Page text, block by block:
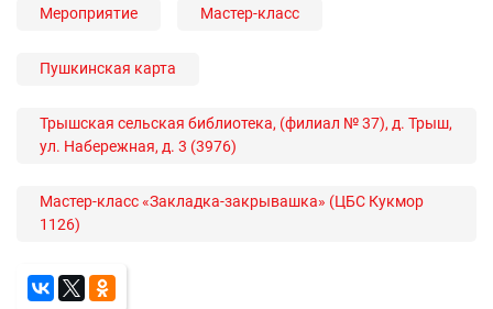
Мероприятие Мастер-класс
Пушкинская карта
Трышская сельская библиотека, (филиал № 37), д. Трыш,
ул. Набережная, д. 3 (3976)
Мастер-класс «Закладка-закрывашка» (ЦБС Кукмор
1126)